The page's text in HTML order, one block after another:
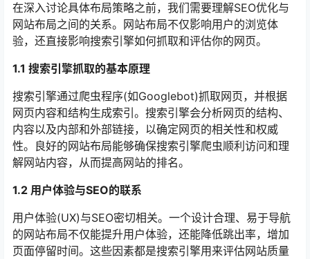
在深入讨论具体布局策略之前，我们需要理解SEO优化与
网站布局之间的关系。网站布局不仅影响用户的浏览体
验，还直接影响搜索引擎如何抓取和评估你的网页。
1.1 搜索引擎抓取的基本原理
搜索引擎通过爬虫程序(如Googlebot)抓取网页，并根据
网页内容和结构生成索引。搜索引擎会分析网页的结构、
内容以及内部和外部链接，以确定网页的相关性和权威
性。良好的网站布局能够确保搜索引擎爬虫顺利访问和理
解网站内容，从而提高网站的排名。
1.2 用户体验与SEO的联系
用户体验(UX)与SEO密切相关。一个设计合理、易于导航
的网站布局不仅能提升用户体验，还能降低跳出率，增加
页面停留时间。这些因素都是搜索引擎用来评估网站质量